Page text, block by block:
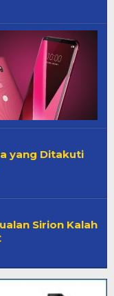
yang Ditakuti
Sirion Kalah